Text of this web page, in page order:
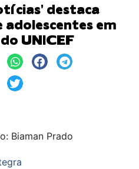
destaca
em
UNICEF
Biaman Prado